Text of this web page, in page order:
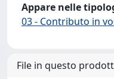
Appare nelle
03 - Contributo in
File in questo